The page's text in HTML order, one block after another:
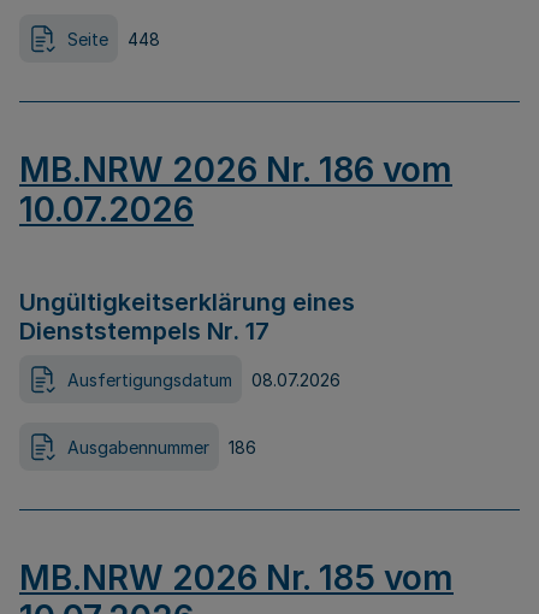
Seite 448
MB.NRW 2026 Nr. 186 vom
10.07.2026
Ungültigkeitserklärung eines
Dienststempels Nr. 17
Ausfertigungsdatum 08.07.2026
Ausgabennummer 186
MB.NRW 2026 Nr. 185 vom